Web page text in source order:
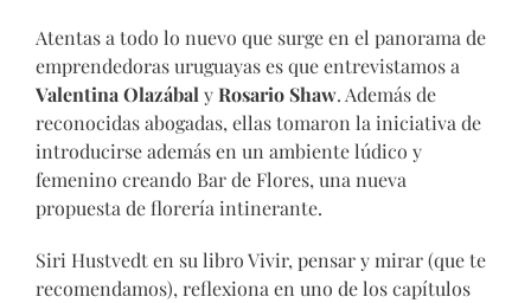
Atentas a todo lo nuevo que surge en el panorama de
emprendedoras uruguayas es que entrevistamos a
Valentina Olazábal yRosario Shaw. Además de
reconocidas abogadas, ellas tomaron la iniciativa de
introducirse además en un ambiente lúdico y
femenino creando Bar de Flores, una nueva
propuesta de florería intinerante.
Siri Hustvedt en su libro Vivir, pensar y mirar (que te
recomendamos), reflexiona en uno de los capítulos